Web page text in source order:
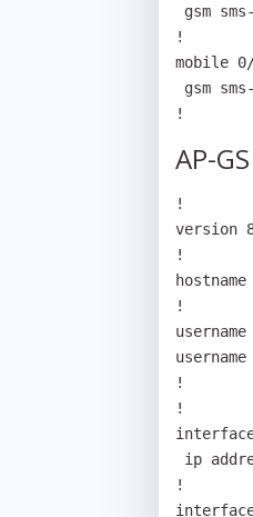
!
mobile
!
AP-
!
version
!
hostname
!
!
!
interface
!